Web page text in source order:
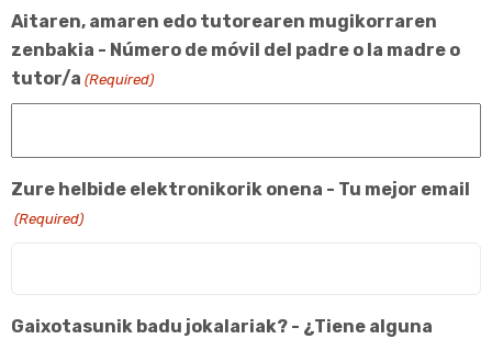
Aitaren, amaren edo tutorearen mugikorraren
zenbakia - Número de móvil del padre o la madre o
tutor/a (Required)
Zure helbide elektronikorik onena - Tu mejor email
(Required)
Gaixotasunik badu jokalariak? - ¿Tiene alguna